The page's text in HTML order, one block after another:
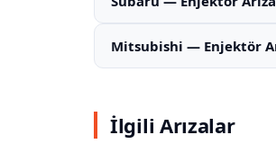
Mitsubishi — Enjektör
İlgili Arızalar